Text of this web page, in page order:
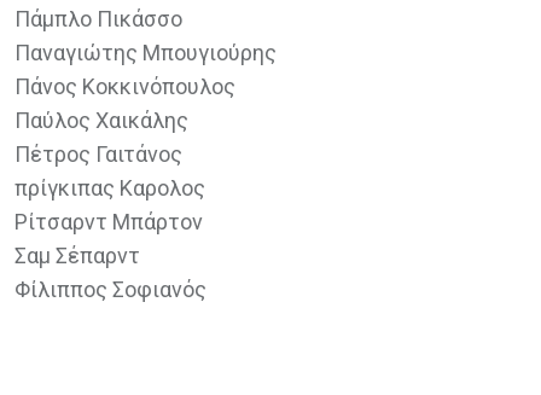
Πάμπλο Πικάσσο
Παναγιώτης Μπουγιούρης
Πάνος Κοκκινόπουλος
Παύλος Χαικάλης
Πέτρος Γαιτάνος
πρίγκιπας Καρολος
Ρίτσαρντ Μπάρτον
Σαμ Σέπαρντ
Φίλιππος Σοφιανός